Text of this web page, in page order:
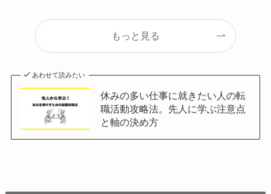
もっと見る
あわせて読みたい
休みの多い仕事に就きたい人の転
職活動攻略法。先人に学ぶ注意点
と軸の決め方